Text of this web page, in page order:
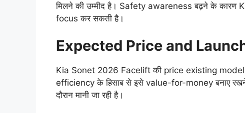
मिलने की उम्मीद है। Safety awareness बढ़ने के
focus कर सकती है।
Expected Price and
Kia Sonet 2026 Facelift की price existing model
efficiency के हिसाब से इसे value-for-money बनाए
दौरान मानी जा रही है।